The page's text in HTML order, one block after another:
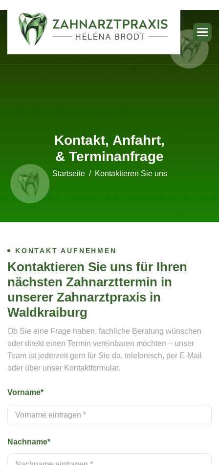
Kontakt, Anfahrt,
& Terminanfrage
Startseite Kontaktieren Sie uns
KONTAKT AUFNEHMEN
Kontaktieren Sie uns für Ihren
nächsten Zahnarzttermin in
unserer Zahnarztpraxis in
Waldkraiburg
Ob Sie eine Frage haben, fachliche Beratung wünschen
oder direkt einen Termin vereinbaren möchten – unser
Team ist jederzeit gern für Sie da, telefonisch, per E-Mail
oder über unser Kontaktformular.
Vorname*
Nachname*